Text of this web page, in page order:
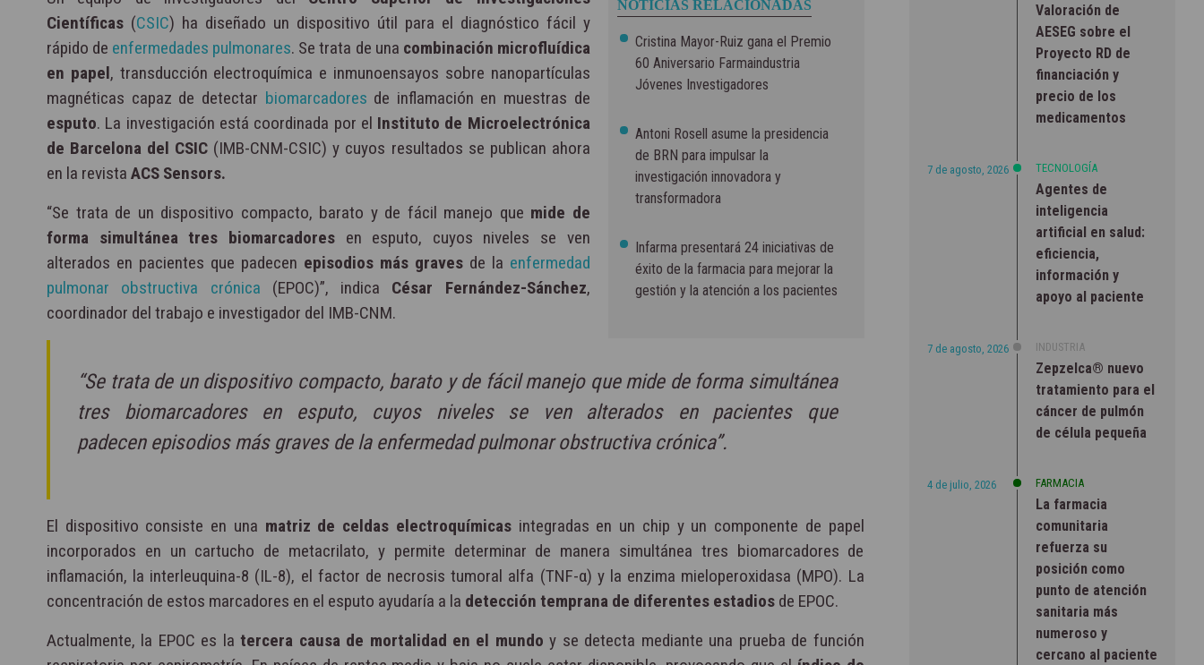
NOTICIAS RELACIONADAS
Cristina Mayor-Ruiz gana el Premio
60 Aniversario Farmaindustria
Jóvenes Investigadores
Antoni Rosell asume la presidencia
de BRN para impulsar la
investigación innovadora y
transformadora
Infarma presentará 24 iniciativas de
éxito de la farmacia para mejorar la
gestión y la atención a los pacientes
Científicas (CSIC) ha diseñado un dispositivo útil para el diagnóstico fácil y
rápido de enfermedades pulmonares. Se trata de una combinación microfluídica
en papel, transducción electroquímica e inmunoensayos sobre nanopartículas
magnéticas capaz de detectar biomarcadores de inflamación en muestras de
esputo. La investigación está coordinada por el Instituto de Microelectrónica
de Barcelona del CSIC (IMB-CNM-CSIC) y cuyos resultados se publican ahora
en la revista ACS Sensors.
“Se trata de un dispositivo compacto, barato y de fácil manejo que mide de
forma simultánea tres biomarcadoresen esputo, cuyos niveles se ven
alterados en pacientes que padecen episodios más gravesde la enfermedad
pulmonar obstructiva crónica (EPOC)”, indica César Fernández-Sánchez,
coordinador del trabajo e investigador del IMB-CNM.
“Se trata de un dispositivo compacto, barato y de fácil manejo que mide de forma simultánea
tres biomarcadores en esputo, cuyos niveles se ven alterados en pacientes que
padecen episodios más graves de la enfermedad pulmonar obstructiva crónica”.
El dispositivo consiste en una matriz de celdas electroquímicasintegradas en un chip y un componente de papel
incorporados en un cartucho de metacrilato, y permite determinar de manera simultánea tres biomarcadores de
inflamación, la interleuquina-8 (IL-8), el factor de necrosis tumoral alfa (TNF-α) y la enzima mieloperoxidasa (MPO). La
concentración de estos marcadores en el esputo ayudaría a la detección temprana de diferentes estadios de EPOC.
Actualmente, la EPOC es la tercera causa de mortalidad en el mundo y se detecta mediante una prueba de función
Valoración de
AESEG sobre el
Proyecto RD de
financiación y
precio de los
medicamentos
7 de agosto, 2026 TECNOLOGÍA
Agentes de
inteligencia
artificial en salud:
eficiencia,
información y
apoyo al paciente
7 de agosto, 2026 INDUSTRIA
Zepzelca® nuevo
tratamiento para el
cáncer de pulmón
de célula pequeña
4 de julio, 2026 FARMACIA
La farmacia
comunitaria
refuerza su
posición como
punto de atención
sanitaria más
numeroso y
cercano al paciente